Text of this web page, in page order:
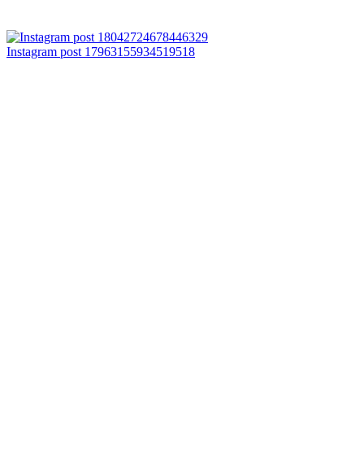
Instagram post 17963155934519518